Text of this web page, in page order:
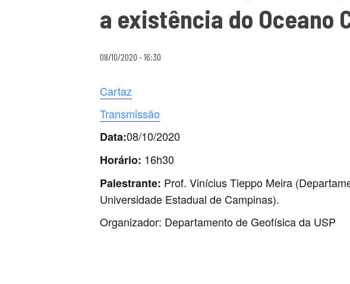
a existência do Oceano
08/10/2020 - 16:30
Cartaz
Transmissão
Data:08/10/2020
Horário: 16h30
Palestrante: Prof. Vinícius Tieppo Meira
Universidade Estadual de Campinas).
Organizador: Departamento de Geofísica da USP